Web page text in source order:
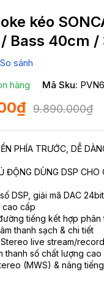
kéo
Bass 40cm /
So sánh
hàng Mã Sku:
9.890.000₫
PHÍA TRƯỚC, DỄ
ĐỘNG DÙNG DSP CHO
DSP, giải mã DAC
cao cấp
tiếng kết hợp phân
thanh sạch & chi tiết
live stream/
thanh số chất lượng cao
(MWS) & nâng